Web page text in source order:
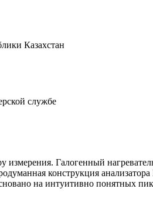
Казахстан
службе
Галогенный
конструкция
на интуитивно понятных